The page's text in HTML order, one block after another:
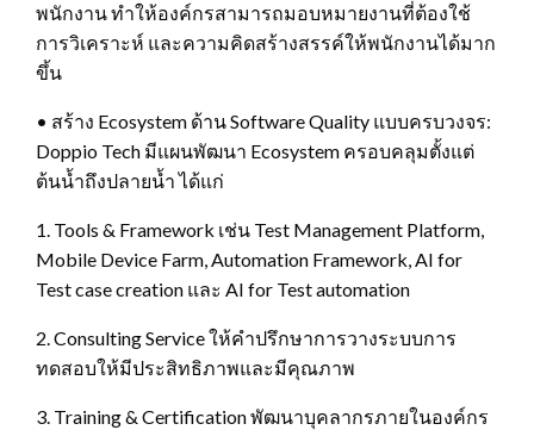
พนักงาน ทำให้องค์กรสามารถมอบหมายงานที่ต้องใช้
การวิเคราะห์ และความคิดสร้างสรรค์ให้พนักงานได้มาก
ขึ้น
• สร้าง Ecosystem ด้าน Software Quality แบบครบวงจร:
Doppio Tech มีแผนพัฒนา Ecosystem ครอบคลุมตั้งแต่
ต้นน้ำถึงปลายน้ำ ได้แก่
1. Tools & Framework เช่น Test Management Platform,
Mobile Device Farm, Automation Framework, AI for
Test case creation และ AI for Test automation
2. Consulting Service ให้คำปรึกษาการวางระบบการ
ทดสอบให้มีประสิทธิภาพและมีคุณภาพ
3. Training & Certification พัฒนาบุคลากรภายในองค์กร